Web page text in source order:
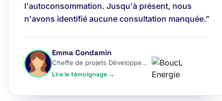
l'autoconsommation. Jusqu'à présent, nous
n'avons identifié aucune consultation manquée.”
Emma Condamin
Cheffe de projets Développement
Lire le témoignage →